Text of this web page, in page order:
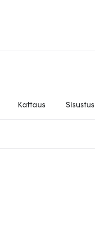
Kattaus Sisustus